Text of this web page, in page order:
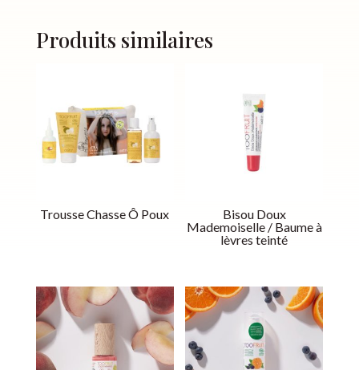
Produits similaires
Trousse Chasse Ô Poux
Bisou Doux
Mademoiselle / Baume à
lèvres teinté